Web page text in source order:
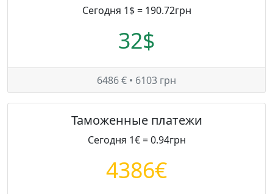
Сегодня 1$ = 190.72грн
32$
6486 € • 6103 грн
Таможенные платежи
Сегодня 1€ = 0.94грн
4386€